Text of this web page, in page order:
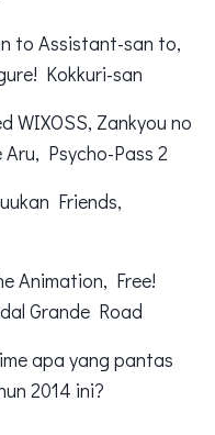
to Assistant-san to,
Kokkuri-san
WIXOSS, Zankyou no
Aru, Psycho-Pass 2
Friends,
Animation, Free!
Grande Road
apa yang pantas
2014 ini?